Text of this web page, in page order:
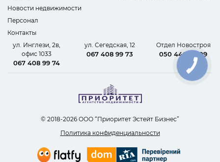
Новости недвижимости
Персонал
Контакты
ул. Инглези, 2в,
офис 1033
067 408 99 74
ул. Сегедская, 12
067 408 99 73
Отдел Новостроя
050 440 62 09
© 2018-2026 ООО “Приоритет Эстейт Бизнес”
Политика конфиденциальности
КНОПКА
СВЯЗИ